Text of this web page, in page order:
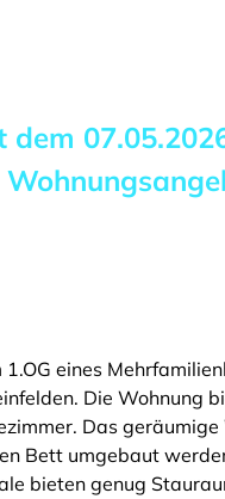
dem
eines
Die Wohnung
Das
Bett umgebaut
bieten genug